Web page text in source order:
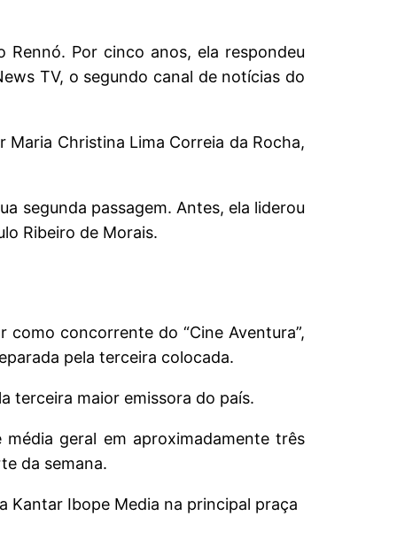
Por cinco anos, ela respondeu
TV, o segundo canal de notícias do
Christina Lima Correia da Rocha,
segunda passagem. Antes, ela liderou
Ribeiro de Morais.
concorrente do “Cine Aventura”,
pela terceira colocada.
terceira maior emissora do país.
geral em aproximadamente três
da semana.
Kantar Ibope Media na principal praça